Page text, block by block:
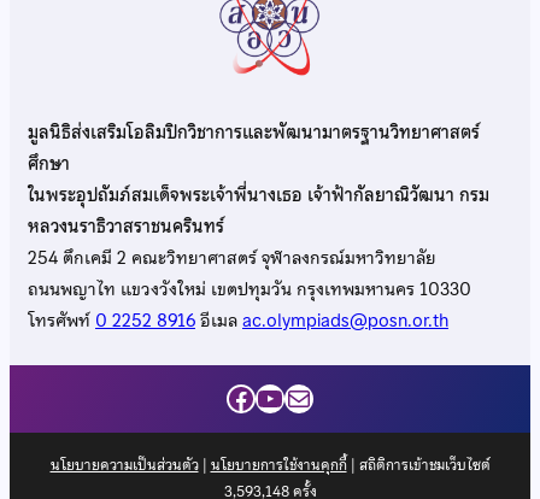
มูลนิธิส่งเสริมโอลิมปิกวิชาการและพัฒนามาตรฐานวิทยาศาสตร์
ศึกษา
ในพระอุปถัมภ์สมเด็จพระเจ้าพี่นางเธอ เจ้าฟ้ากัลยาณิวัฒนา กรม
หลวงนราธิวาสราชนครินทร์
254 ตึกเคมี 2 คณะวิทยาศาสตร์ จุฬาลงกรณ์มหาวิทยาลัย
ถนนพญาไท แขวงวังใหม่ เขตปทุมวัน กรุงเทพมหานคร 10330
โทรศัพท์0 2252 8916อีเมลac.olympiads@posn.or.th
Facebook
YouTube
Mail
นโยบายความเป็นส่วนตัว| นโยบายการใช้งานคุกกี้| สถิติการเข้าชมเว็บไซต์
3,593,148ครั้ง